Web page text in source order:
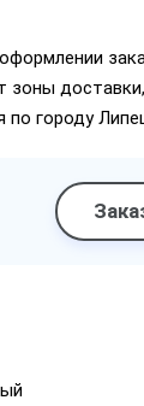
зоны
городу